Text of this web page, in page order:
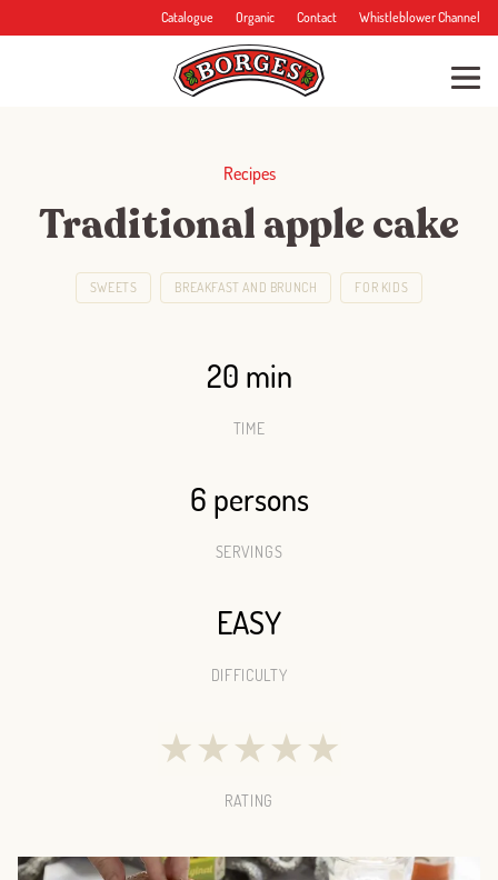
Catalogue Organic Contact Whistleblower Channel
Recipes
Traditional apple cake
SWEETS BREAKFAST AND BRUNCH FOR KIDS
20 min
TIME
6 persons
SERVINGS
EASY
DIFFICULTY
★★★★★
RATING